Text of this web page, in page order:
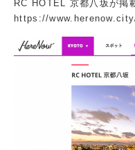
RC HOTEL 京都八坂が掲
https://